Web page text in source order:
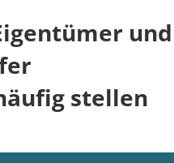
und
stellen